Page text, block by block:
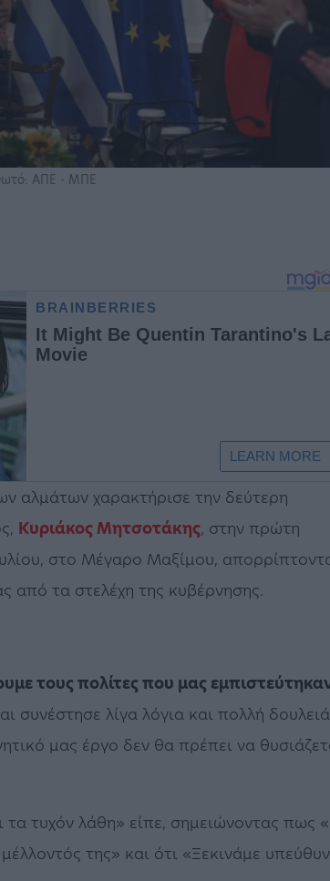
ΑΠΕ - ΜΠΕ
αλμάτων χαρακτήρισε την δεύτερη
Κυριάκος Μητσοτάκης, στην πρώτη
στο Μέγαρο Μαξίμου,
από τα στελέχη της κυβέρνησης.
τους πολίτες που μας
συνέστησε λίγα λόγια και πολλή
μας έργο δεν θα πρέπει να
τυχόν λάθη» είπε, σημειώνοντας πως
της» και ότι «Ξεκινάμε